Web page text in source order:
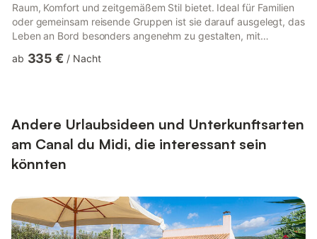
Raum, Komfort und zeitgemäßem Stil bietet. Ideal für Familien
oder gemeinsam reisende Gruppen ist sie darauf ausgelegt, das
Leben an Bord besonders angenehm zu gestalten, mit
in denen jeder in seinem eigenen Tempo entspannen
verbinden. Oben lädt das...
ab 335 € / Nacht
Andere Urlaubsideen und Unterkunftsarten
am Canal du Midi, die interessant sein
könnten